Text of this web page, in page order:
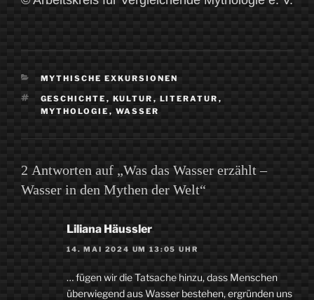
KATEGORIEN
MYTHISCHE EXKURSIONEN
SCHLAGWÖRTER
GESCHICHTE , KULTUR , LITERATUR ,
MYTHOLOGIE , WASSER
2 Antworten auf „Was das Wasser erzählt –
Wasser in den Mythen der Welt“
Liliana Häussler
14. MAI 2024 UM 13:05 UHR
… fügen wir die Tatsache hinzu, dass Menschen
überwiegend aus Wasser bestehen, ergründen uns